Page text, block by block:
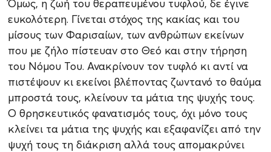
Όμως, η ζωή του θεραπευμένου τυφλού, δε έγινε
ευκολότερη. Γίνεται στόχος της κακίας και του
μίσους των Φαρισαίων, των ανθρώπων εκείνων
που με ζήλο πίστευαν στο Θεό και στην τήρηση
του Νόμου Του. Ανακρίνουν τον τυφλό κι αντί να
πιστέψουν κι εκείνοι βλέποντας ζωντανό το θαύμα
μπροστά τους, κλείνουν τα μάτια της ψυχής τους.
Ο θρησκευτικός φανατισμός τους, όχι μόνο τους
κλείνει τα μάτια της ψυχής και εξαφανίζει από την
ψυχή τους τη διάκριση αλλά τους απομακρύνει